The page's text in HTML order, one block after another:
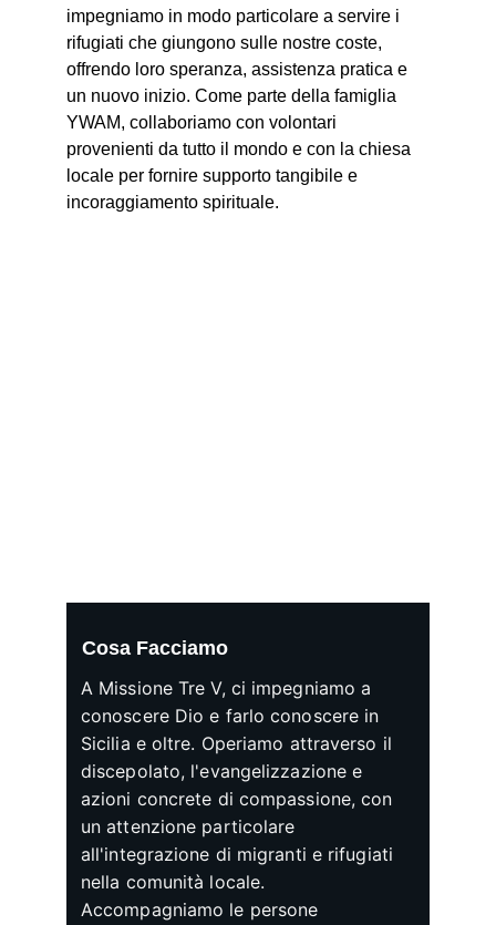
impegniamo in modo particolare a servire i
rifugiati che giungono sulle nostre coste,
offrendo loro speranza, assistenza pratica e
un nuovo inizio. Come parte della famiglia
YWAM, collaboriamo con volontari
provenienti da tutto il mondo e con la chiesa
locale per fornire supporto tangibile e
incoraggiamento spirituale.
Cosa Facciamo
A Missione Tre V, ci impegniamo a
conoscere Dio e farlo conoscere in
Sicilia e oltre. Operiamo attraverso il
discepolato, l'evangelizzazione e
azioni concrete di compassione, con
un attenzione particolare
all'integrazione di migranti e rifugiati
nella comunità locale.
Accompagniamo le persone